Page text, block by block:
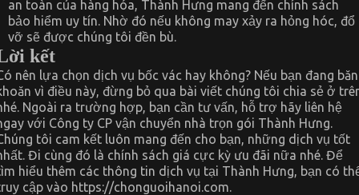
an toàn của hàng hóa, Thành Hưng mang đến chính sách
bảo hiểm uy tín. Nhờ đó nếu không may xảy ra hỏng hóc, đổ
vỡ sẽ được chúng tôi đền bù.
kết
nên lựa chọn dịch vụ bốc vác hay không? Nếu bạn đang băn
vì điều này, đừng bỏ qua bài viết chúng tôi chia sẻ ở
Ngoài ra trường hợp, bạn cần tư vấn, hỗ trợ hãy liên hệ
với Công ty CP vận chuyển nhà trọn gói Thành Hưng.
tôi cam kết luôn mang đến cho bạn, những dịch vụ tốt
Đi cùng đó là chính sách giá cực kỳ ưu đãi nữa nhé. Để
hiểu thêm các thông tin dịch vụ tại Thành Hưng, bạn có
cập vào https://chonguoihanoi.com.